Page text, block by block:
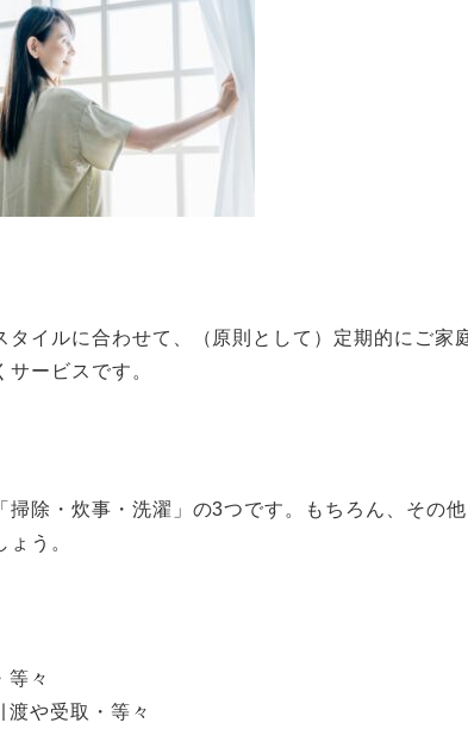
イルに合わせて、（原則として）定期的にご家
ービスです。
除・炊事・洗濯」の3つです。もちろん、その
う。
等々
や受取・等々